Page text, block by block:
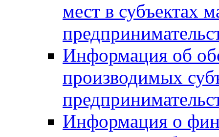
мест в субъектах
Информация об
производимых
Информация о